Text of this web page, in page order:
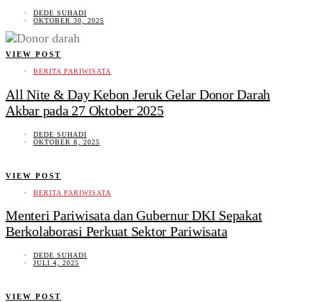
DEDE SUHADI
OKTOBER 30, 2025
VIEW POST
BERITA PARIWISATA
All Nite & Day Kebon Jeruk Gelar Donor Darah
Akbar pada 27 Oktober 2025
DEDE SUHADI
OKTOBER 8, 2025
VIEW POST
BERITA PARIWISATA
Menteri Pariwisata dan Gubernur DKI Sepakat
Berkolaborasi Perkuat Sektor Pariwisata
DEDE SUHADI
JULI 4, 2025
VIEW POST